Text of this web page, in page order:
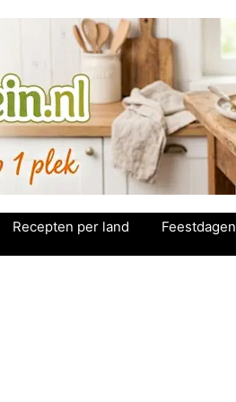
Recepten per land Feestdagen